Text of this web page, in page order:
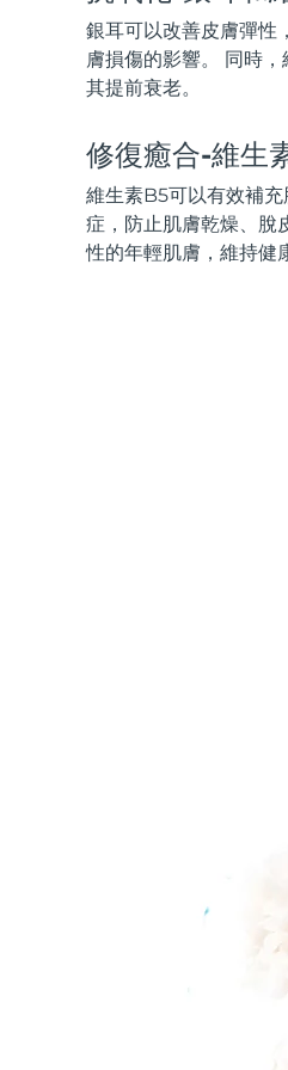
銀耳可以改善皮膚彈性
膚損傷的影響。 同時
其提前衰老。
修復癒合-維生
維生素B5可以有效補
症，防止肌膚乾燥、脫
性的年輕肌膚，維持健
All acne
All revitalizing
KIWI™ 皮肤
Advanced pore
Serum
For healthy hair
issa™ Teeth
18% PAP
護膚品
全部購買